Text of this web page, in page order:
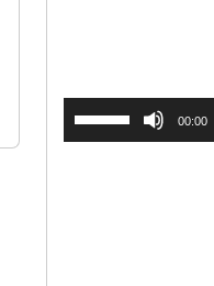
00:00